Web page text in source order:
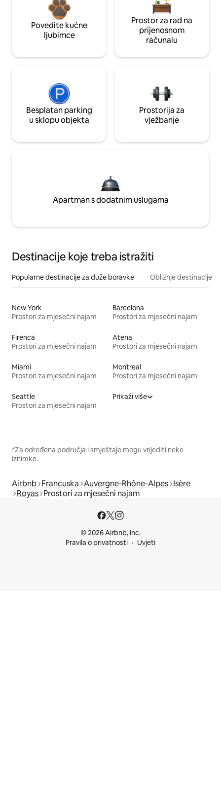
Povedite kućne
ljubimce
Prostor za rad na
prijenosnom
računalu
Besplatan parking
u sklopu objekta
Prostorija za
vježbanje
Apartman s dodatnim uslugama
Destinacije koje treba istražiti
Popularne destinacije za duže boravke Obližnje destinacije
New York
Prostori za mjesečni najam
Barcelona
Prostori za mjesečni najam
Firenca
Prostori za mjesečni najam
Atena
Prostori za mjesečni najam
Miami
Prostori za mjesečni najam
Montreal
Prostori za mjesečni najam
Seattle
Prostori za mjesečni najam
Prikaži više
*Za određena područja i smještaje mogu vrijediti neke
iznimke.
Airbnb Francuska Auvergne-Rhône-Alpes Isère
Royas Prostori za mjesečni najam
© 2026 Airbnb, Inc.
Pravila o privatnosti
Uvjeti